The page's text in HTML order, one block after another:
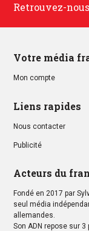
Retrouvez-
Votre média
Mon compte
Liens rapides
Nous contacter
Publicité
Acteurs du
Fondé en 2017 par
seul média
allemandes.
Son ADN repose sur 3